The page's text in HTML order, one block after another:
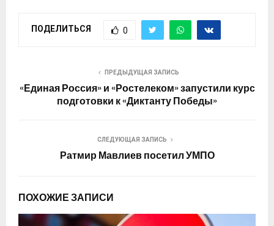
ПОДЕЛИТЬСЯ 0
ПРЕДЫДУЩАЯ ЗАПИСЬ
«Единая Россия» и «Ростелеком» запустили курс
подготовки к «Диктанту Победы»
СЛЕДУЮЩАЯ ЗАПИСЬ
Ратмир Мавлиев посетил УМПО
ПОХОЖИЕ ЗАПИСИ